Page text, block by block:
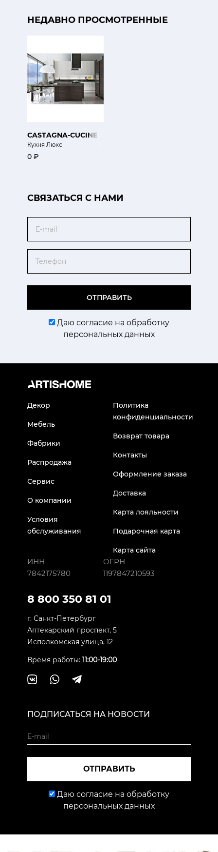
НЕДАВНО ПРОСМОТРЕННЫЕ
CASTAGNA-CUCINE
Кухня Люкс
0 ₽
CВЯЗАТЬСЯ С НАМИ
ОТПРАВИТЬ
Даю согласие на обработку
персональных данных
Декор
Мебель
Фабрики
Распродажа
Сервис
О компании
Условия
обслуживания
Политика
конфиденциальности
Возврат товара
Контакты
Оформление заказа
Доставка
Карта лояльности
Подарочная карта
Карта сайта
ИНН
7842175780
ОГРН
1197847210593
8 800 350 81 01
г. Санкт-Петербург
Аптекарский проспект, 5
Исполкомская улица, 12
Время работы: 11:00-19:00
ПОДПИСАТЬСЯ НА НОВОСТИ
ОТПРАВИТЬ
Даю согласие на обработку
персональных данных